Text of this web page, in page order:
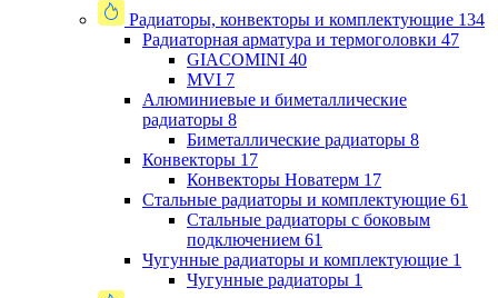
Радиаторы, конвекторы и комплектующие 134
Радиаторная арматура и термоголовки 47
GIACOMINI 40
MVI 7
Алюминиевые и биметаллические
радиаторы 8
Биметаллические радиаторы 8
Конвекторы 17
Конвекторы Новатерм 17
Стальные радиаторы и комплектующие 61
Стальные радиаторы с боковым
подключением 61
Чугунные радиаторы и комплектующие 1
Чугунные радиаторы 1